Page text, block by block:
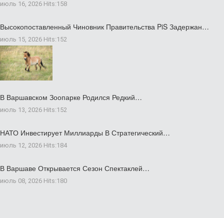
июль 16, 2026 Hits:158
Высокопоставленный Чиновник Правительства PiS Задержан…
июль 15, 2026 Hits:152
В Варшавском Зоопарке Родился Редкий…
июль 13, 2026 Hits:152
НАТО Инвестирует Миллиарды В Стратегический…
июль 12, 2026 Hits:184
В Варшаве Открывается Сезон Спектаклей…
июль 08, 2026 Hits:180